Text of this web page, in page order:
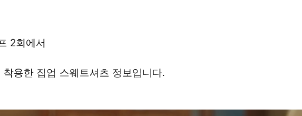
2회에서
용한 집업 스웨트셔츠 정보입니다.